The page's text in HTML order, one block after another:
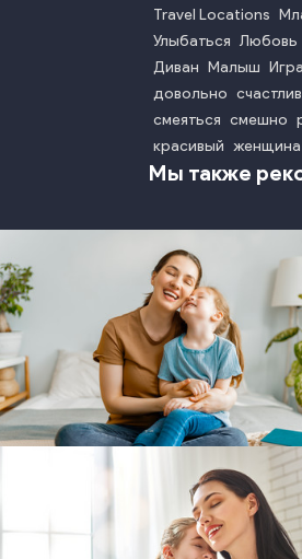
Travel Locations
Улыбаться Любовь
Диван Малыш Игра
довольно
смеяться смешно
красивый женщина
Мы также
photo